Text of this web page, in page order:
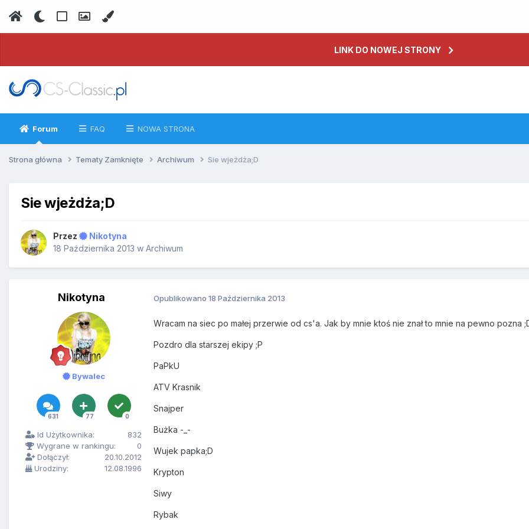
LINK DO NOWEJ STRONY
Forum FAQ NOWA STRONA
Strona główna Tematy Zamknięte Archiwum Sie wjeżdża;D
Sie wjeżdża;D
Przez
Nikotyna
18 Października 2013 w Archiwum
Nikotyna
Bywalec
631 77 0
Id Użytkownika:
832
Wygrane w rankingu:
0
Dołączył:
20.10.2012
Urodziny:
12.08.1996
Opublikowano 18 Października 2013
Wracam na siec po małej przerwie od cs'a. Jak by mnie ktoś nie znał to mnie na pewno pozna
Pozdro dla starszej ekipy ;P
PaPkU
ATV Krasnik
Snajper
Bużka -_-
Wujek papka;D
Krypton
Siwy
Rybak